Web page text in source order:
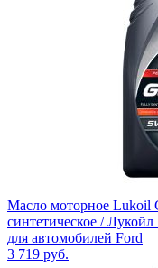
Масло моторное Lukoil
синтетическое /
для автомобилей Ford
3 719 руб.